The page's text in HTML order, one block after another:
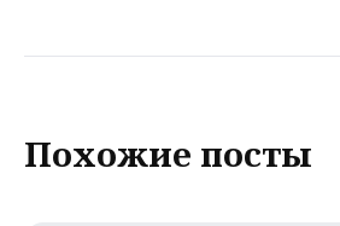
Похожие посты